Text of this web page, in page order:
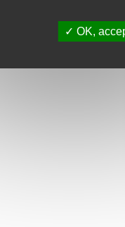
OK,